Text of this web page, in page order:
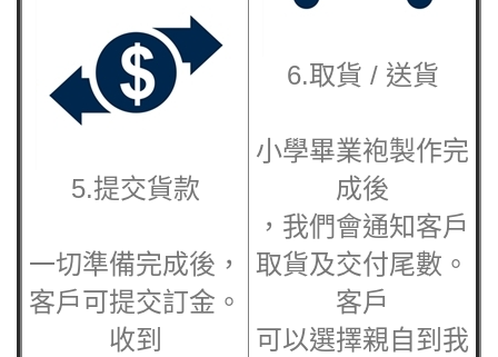
5.提交貨款
一切準備完成後，
客戶可提交訂金。
收到
6.取貨 / 送貨
小學畢業袍製作完
成後
，我們會通知客戶
取貨及交付尾數。
客戶
可以選擇親自到我